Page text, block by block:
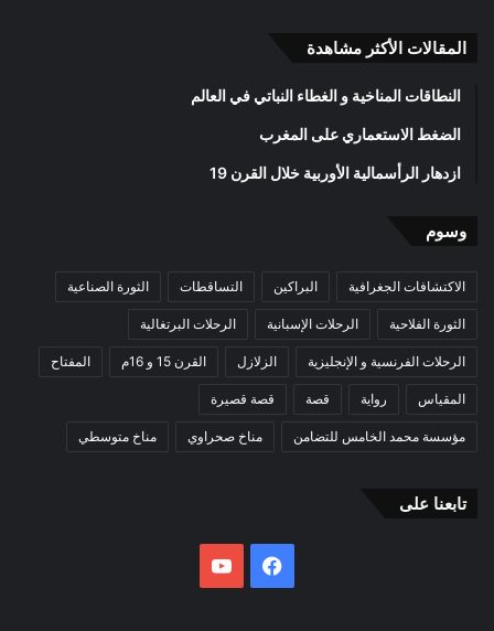
المقالات الأكثر مشاهدة
النطاقات المناخية و الغطاء النباتي في العالم
الضغط الاستعماري على المغرب
ازدهار الرأسمالية الأوربية خلال القرن 19
وسوم
الاكتشافات الجغرافية البراكين التساقطات الثورة الصناعية
الثورة الفلاحية الرحلات الإسبانية الرحلات البرتغالية
الرحلات الفرنسية و الإنجليزية الزلازل القرن 15 و 16م المفتاح
المقياس رواية قصة قصة قصيرة
مؤسسة محمد الخامس للتضامن مناخ صحراوي مناخ متوسطي
تابعنا على
فيسبوك